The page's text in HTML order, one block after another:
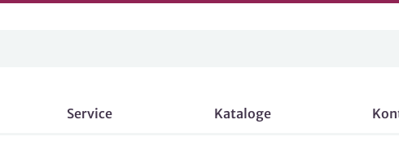
Service Kataloge